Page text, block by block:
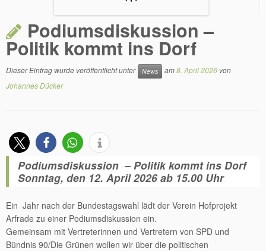
Podiumsdiskussion –
Politik kommt ins Dorf
Dieser Eintrag wurde veröffentlicht unter News am8. April 2026 von
Johannes Dücker
Podiumsdiskussion – Politik kommt ins Dorf
Sonntag, den 12. April 2026 ab 15.00 Uhr
Ein Jahr nach der Bundestagswahl lädt der Verein Hofprojekt
Arfrade zu einer Podiumsdiskussion ein.
Gemeinsam mit Vertreterinnen und Vertretern von SPD und
Bündnis 90/Die Grünen wollen wir über die politischen